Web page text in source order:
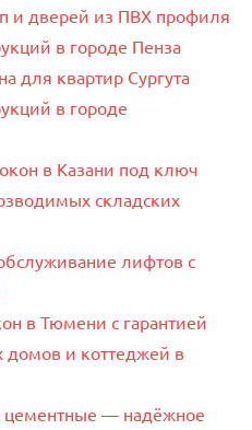
и дверей из ПВХ профиля
в городе Пенза
для квартир Сургута
в городе
в Казани под ключ
складских
лифтов с
в Тюмени с гарантией
домов и коттеджей в
цементные — надёжное